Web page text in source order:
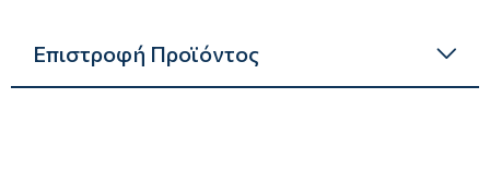
Επιστροφή Προϊόντος